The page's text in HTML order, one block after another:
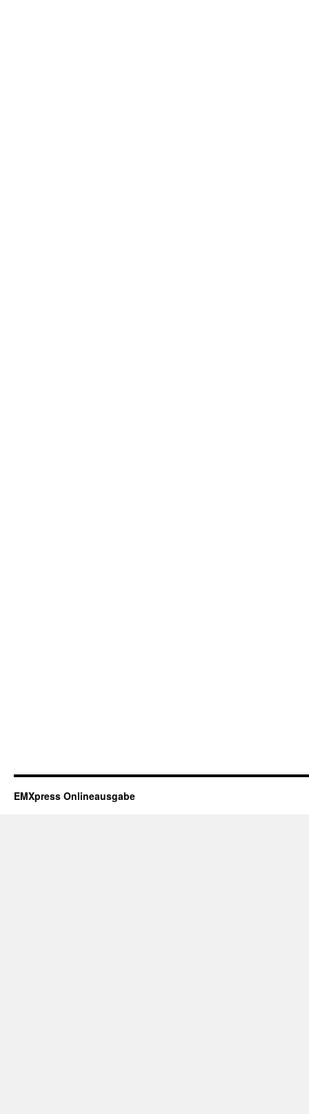
EMXpress Onlineausgabe